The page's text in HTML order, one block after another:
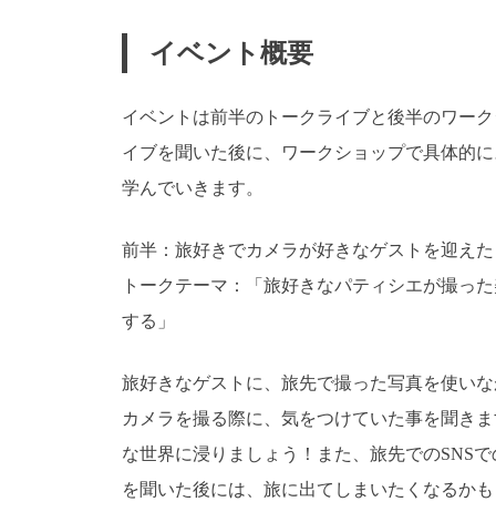
イベント概要
イベントは前半のトークライブと後半のワー
イブを聞いた後に、ワークショップで具体的
学んでいきます。
前半：旅好きでカメラが好きなゲストを迎え
トークテーマ：「旅好きなパティシエが撮っ
する」
旅好きなゲストに、旅先で撮った写真を使い
カメラを撮る際に、気をつけていた事を聞き
な世界に浸りましょう！また、旅先でのSNS
を聞いた後には、旅に出てしまいたくなるか